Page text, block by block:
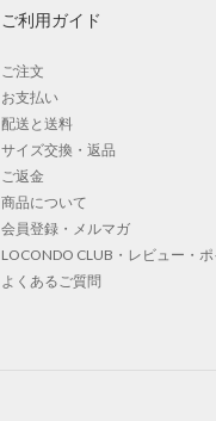
ご利用ガイド
ご注文
お支払い
配送と送料
サイズ交換・返品
ご返金
商品について
会員登録・メルマガ
LOCONDO CLUB・レビュー・ポ
よくあるご質問